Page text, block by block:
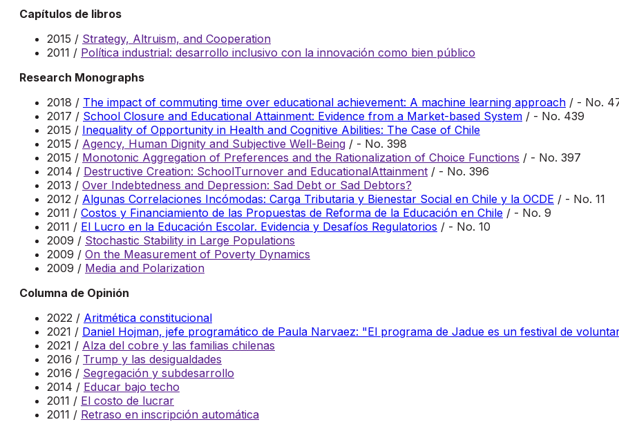
Capítulos de libros
2015 / Strategy, Altruism, and Cooperation
2011 / Política industrial: desarrollo inclusivo con la innovación como bien público
Research Monographs
2018 / The impact of commuting time over educational achievement: A machine learning approach / - No.
2017 / School Closure and Educational Attainment: Evidence from a Market-based System / - No. 439
2015 / Inequality of Opportunity in Health and Cognitive Abilities: The Case of Chile
2015 / Agency, Human Dignity and Subjective Well-Being / - No. 398
2015 / Monotonic Aggregation of Preferences and the Rationalization of Choice Functions / - No. 397
2014 / Destructive Creation: SchoolTurnover and EducationalAttainment / - No. 396
2013 / Over Indebtedness and Depression: Sad Debt or Sad Debtors?
2012 / Algunas Correlaciones Incómodas: Carga Tributaria y Bienestar Social en Chile y la OCDE / - No. 11
2011 / Costos y Financiamiento de las Propuestas de Reforma de la Educación en Chile / - No. 9
2011 / El Lucro en la Educación Escolar. Evidencia y Desafíos Regulatorios / - No. 10
2009 / Stochastic Stability in Large Populations
2009 / On the Measurement of Poverty Dynamics
2009 / Media and Polarization
Columna de Opinión
2022 / Aritmética constitucional
2021 / Daniel Hojman, jefe programático de Paula Narvaez: "El programa de Jadue es un festival de
2021 / Alza del cobre y las familias chilenas
2016 / Trump y las desigualdades
2016 / Segregación y subdesarrollo
2014 / Educar bajo techo
2011 / El costo de lucrar
2011 / Retraso en inscripción automática